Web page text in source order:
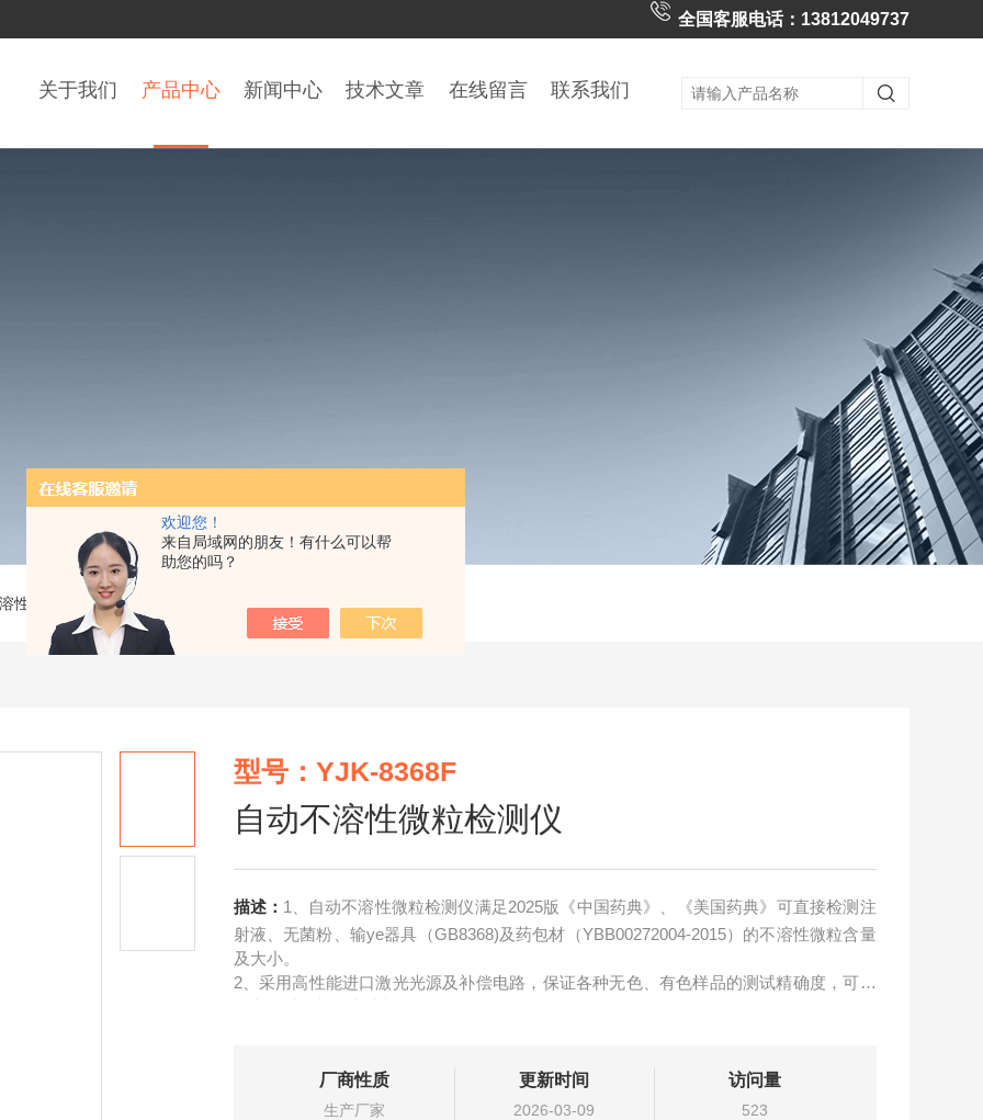
欢迎您！
来自局域网的朋友！有什么可以帮
助您的吗？
全国客服电话：13812049737
关于我们 产品中心 新闻中心 技术文章 在线留言 联系我们
性微粒检测仪>
型号：YJK-8368F
自动不溶性微粒检测仪
描述： 1、自动不溶性微粒检测仪满足2025版《中国药典》、《美国药典》可直接检测注
射液、无菌粉、输ye器具（GB8368)及药包材（YBB00272004-2015）的不溶性微粒含量
及大小。
2、采用高性能进口激光光源及补偿电路，保证各种无色、有色样品的测试精确度，可对
厂商性质
生产厂家
更新时间
2026-03-09
访问量
523